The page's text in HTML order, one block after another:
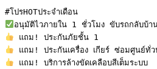
2016
ชิ้น
แถม! บริการล้างขัดเคลือบสีเต็มระบบ